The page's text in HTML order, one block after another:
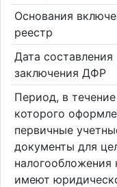
Основания
реестр
Дата составления
заключения ДФР
Период, в течение
которого
первичные
документы для
налогообложения
имеют